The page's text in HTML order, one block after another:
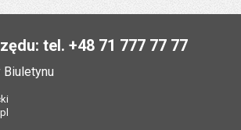
tel. +48 71 777 77 77
Biuletynu